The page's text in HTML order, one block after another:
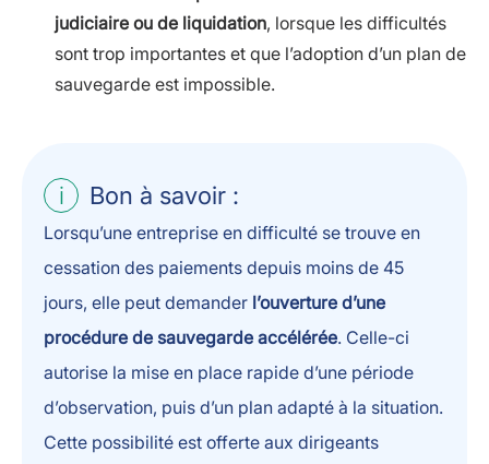
judiciaire ou de liquidation, lorsque les difficultés
sont trop importantes et que l’adoption d’un plan de
sauvegarde est impossible.
Bon à savoir :
Lorsqu’une entreprise en difficulté se trouve en
cessation des paiements depuis moins de 45
jours, elle peut demander l’ouverture d’une
procédure de sauvegarde accélérée. Celle-ci
autorise la mise en place rapide d’une période
d’observation, puis d’un plan adapté à la situation.
Cette possibilité est offerte aux dirigeants